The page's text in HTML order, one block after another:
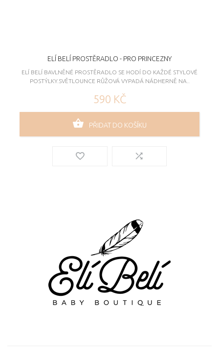
ELÍ BELÍ PROSTĚRADLO - PRO PRINCEZNY
ELÍ BELÍ BAVLNĚNÉ PROSTĚRADLO SE HODÍ DO KAŽDÉ STYLOVÉ
POSTÝLKY.SVĚTLOUNCE RŮŽOVÁ VYPADÁ NÁDHERNĚ NA..
590 KČ
PŘIDAT DO KOŠÍKU